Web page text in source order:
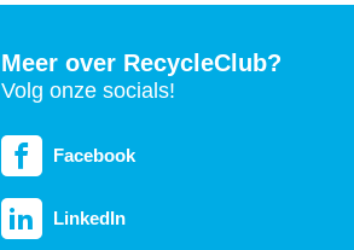
Meer over RecycleClub?
Volg onze socials!
Facebook
LinkedIn